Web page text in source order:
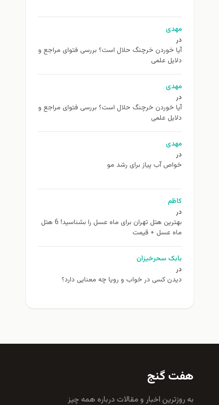
خوردن خرچنگ حلال است؟ بررسی فتوای مراجع و
خوردن خرچنگ حلال است؟ بررسی فتوای مراجع و
آب پیاز برای رشد مو
بهترین هتل تهران برای ماه عسل را بشناسید! 6 هتل
عسل + قیمت
کسی در خواب و رویا چه معنایی دارد؟
گنج
اخبار و مقالات درباره همه چيز